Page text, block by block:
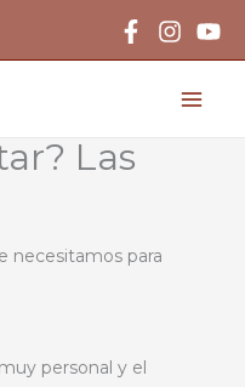
para
Las
necesitamos para
personal y el